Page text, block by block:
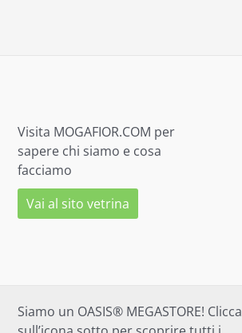
Visita MOGAFIOR.COM per
sapere chi siamo e cosa
facciamo
Vai al sito vetrina
Siamo un OASIS® MEGASTORE! Clicca